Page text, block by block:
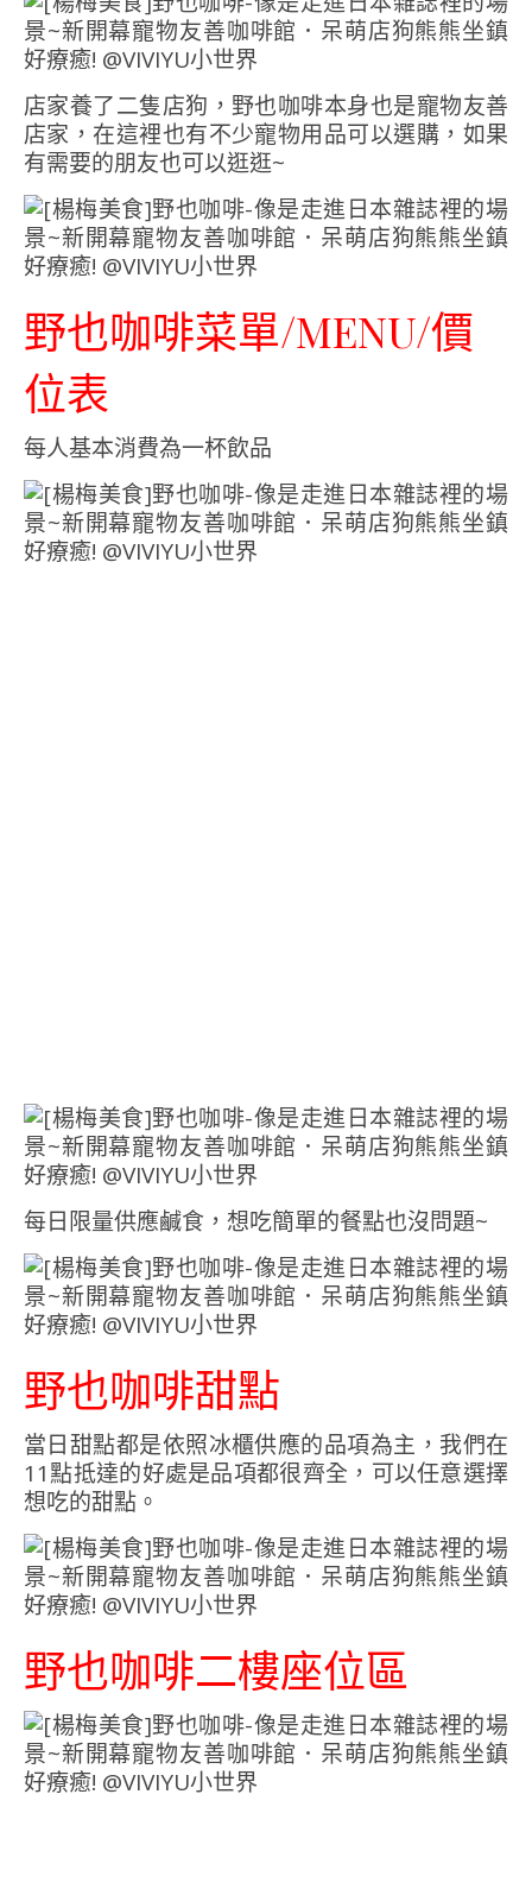
店家養了二隻店狗，野也咖啡本身也是寵物友善
店家，在這裡也有不少寵物用品可以選購，如果
有需要的朋友也可以逛逛~
野也咖啡菜單/MENU/價
位表
每人基本消費為一杯飲品
每日限量供應鹹食，想吃簡單的餐點也沒問題~
野也咖啡甜點
當日甜點都是依照冰櫃供應的品項為主，我們在
11點抵達的好處是品項都很齊全，可以任意選擇
想吃的甜點。
野也咖啡二樓座位區